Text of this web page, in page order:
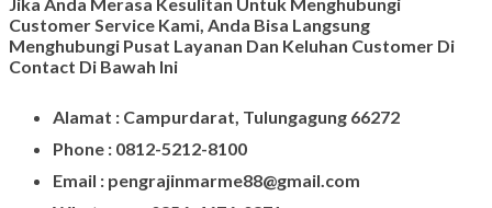
Model Prasasti Terbaru
Prasasti untuk Peresmian Masjid
Prasasti Marmer
Prasasti dari Marmer
Meja Makan Marmer
Meja Marmer Bulat
Vandel Kenang - Kenangan